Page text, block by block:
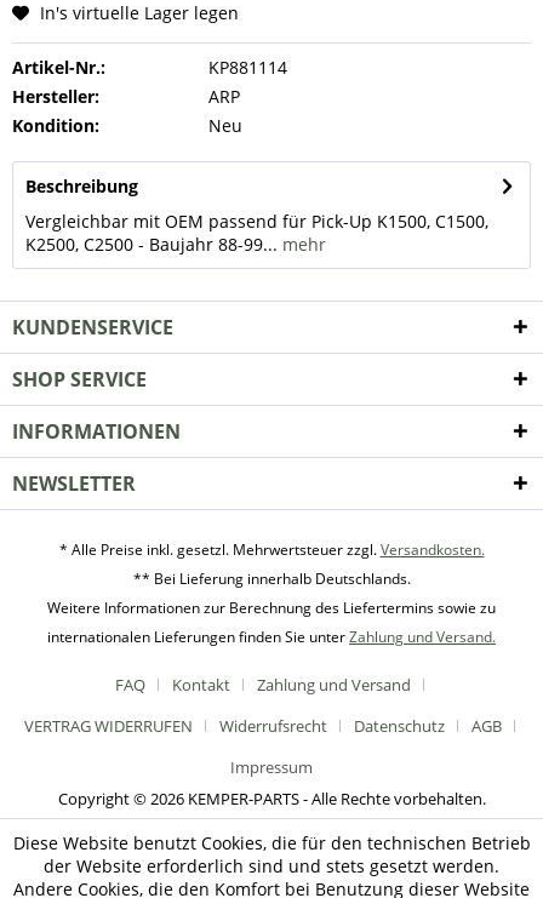
In's virtuelle Lager legen
Artikel-Nr.:
KP881114
Hersteller:
ARP
Kondition:
Neu
Beschreibung
Vergleichbar mit OEM passend für Pick-Up K1500, C1500,
K2500, C2500 - Baujahr 88-99... mehr
KUNDENSERVICE
SHOP SERVICE
INFORMATIONEN
NEWSLETTER
* Alle Preise inkl. gesetzl. Mehrwertsteuer zzgl.Versandkosten.
** Bei Lieferung innerhalb Deutschlands.
Weitere Informationen zur Berechnung des Liefertermins sowie zu
internationalen Lieferungen finden Sie unterZahlung und Versand.
FAQ Kontakt
Zahlung und Versand
VERTRAG WIDERRUFEN
Widerrufsrecht Datenschutz
AGB
Impressum
Copyright © 2026 KEMPER-PARTS - Alle Rechte vorbehalten.
Diese Website benutzt Cookies, die für den technischen Betrieb
der Website erforderlich sind und stets gesetzt werden.
Andere Cookies, die den Komfort bei Benutzung dieser Website